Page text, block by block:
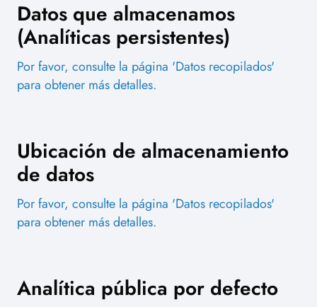
Datos que almacenamos
(Analíticas persistentes)
Por favor, consulte la página 'Datos recopilados'
para obtener más detalles.
Ubicación de almacenamiento
de datos
Por favor, consulte la página 'Datos recopilados'
para obtener más detalles.
Analítica pública por defecto